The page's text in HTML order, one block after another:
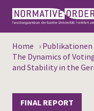
Deutsch
News
Home › Publikationen
The Dynamics of
and Stability in the
FINAL REPORT